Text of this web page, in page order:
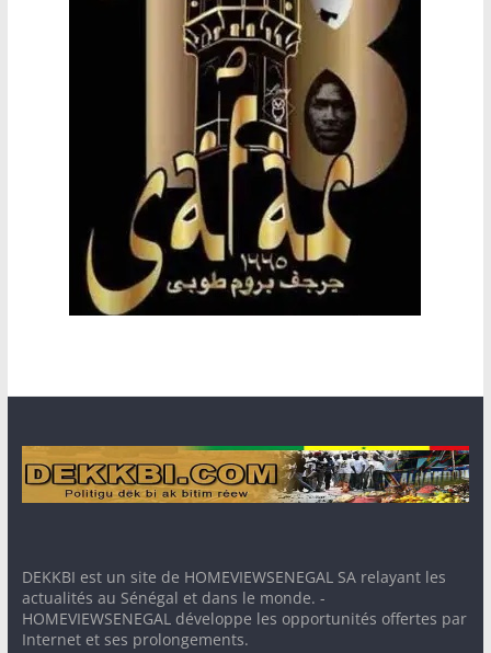
DEKKBI est un site de HOMEVIEWSENEGAL SA relayant les
actualités au Sénégal et dans le monde. -
HOMEVIEWSENEGAL développe les opportunités offertes par
Internet et ses prolongements.